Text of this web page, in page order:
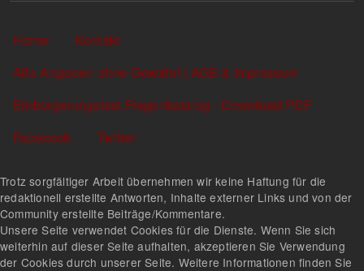
Sekundärlinks
Home
Kontakt
Alle Angaben ohne Gewähr! | AGB & Impressum
Einbürgerungstest Fragenkatalog - Download PDF
Facebook
Twitter
Trotz sorgfältiger Arbeit übernehmen wir keine Haftung für die
redaktionell erstellte Antworten, Inhalte externer Links und von der
Community erstellte Beiträge/Kommentare.
Unsere Seite verwendet Cookies für die Dienste. Wenn Sie sich
weiterhin auf dieser Seite aufhalten, akzeptieren Sie Verwendung
der Cookies durch unserer Seite. Weitere Informationen finden Sie